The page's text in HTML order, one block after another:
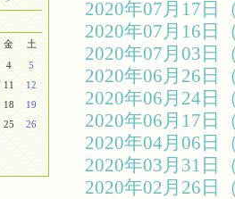
金
土
4
5
11
12
18
19
25
26
2020年07月17
2020年07月16
2020年07月03
2020年06月26
2020年06月24
2020年06月17
2020年04月06
2020年03月31
2020年02月26